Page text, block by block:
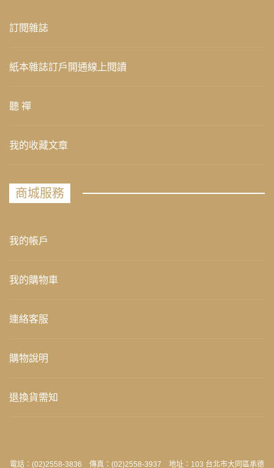
訂閱雜誌
紙本雜誌訂戶開通線上閱讀
聽 禪
我的收藏文章
商城服務
我的帳戶
我的購物車
連絡客服
購物說明
退換貨需知
電話：(02)2558-3836 傳真：(02)2558-3937 地址：103 台北市大同區承德